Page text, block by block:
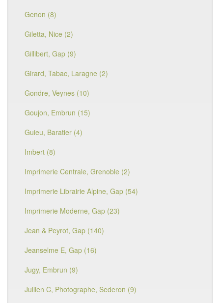
Genon (8)
Giletta, Nice (2)
Gillibert, Gap (9)
Girard, Tabac, Laragne (2)
Gondre, Veynes (10)
Goujon, Embrun (15)
Guieu, Baratier (4)
Imbert (8)
Imprimerie Centrale, Grenoble (2)
Imprimerie Librairie Alpine, Gap (54)
Imprimerie Moderne, Gap (23)
Jean & Peyrot, Gap (140)
Jeanselme E, Gap (16)
Jugy, Embrun (9)
Jullien C, Photographe, Sederon (9)